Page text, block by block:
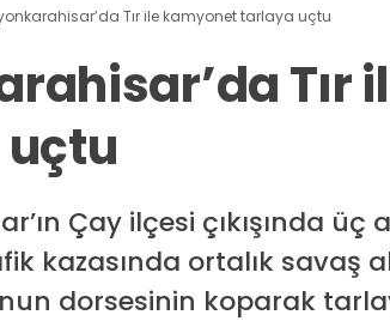
Tır ile kamyonet tarlaya uçtu
Tır
Çay ilçesi çıkışında üç
kazasında ortalık savaş
dorsesinin koparak